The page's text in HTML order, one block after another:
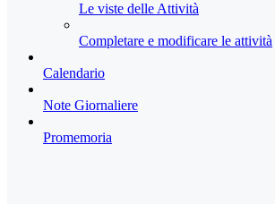
Le viste delle Attività
Completare e modificare le attività
Calendario
Note Giornaliere
Promemoria